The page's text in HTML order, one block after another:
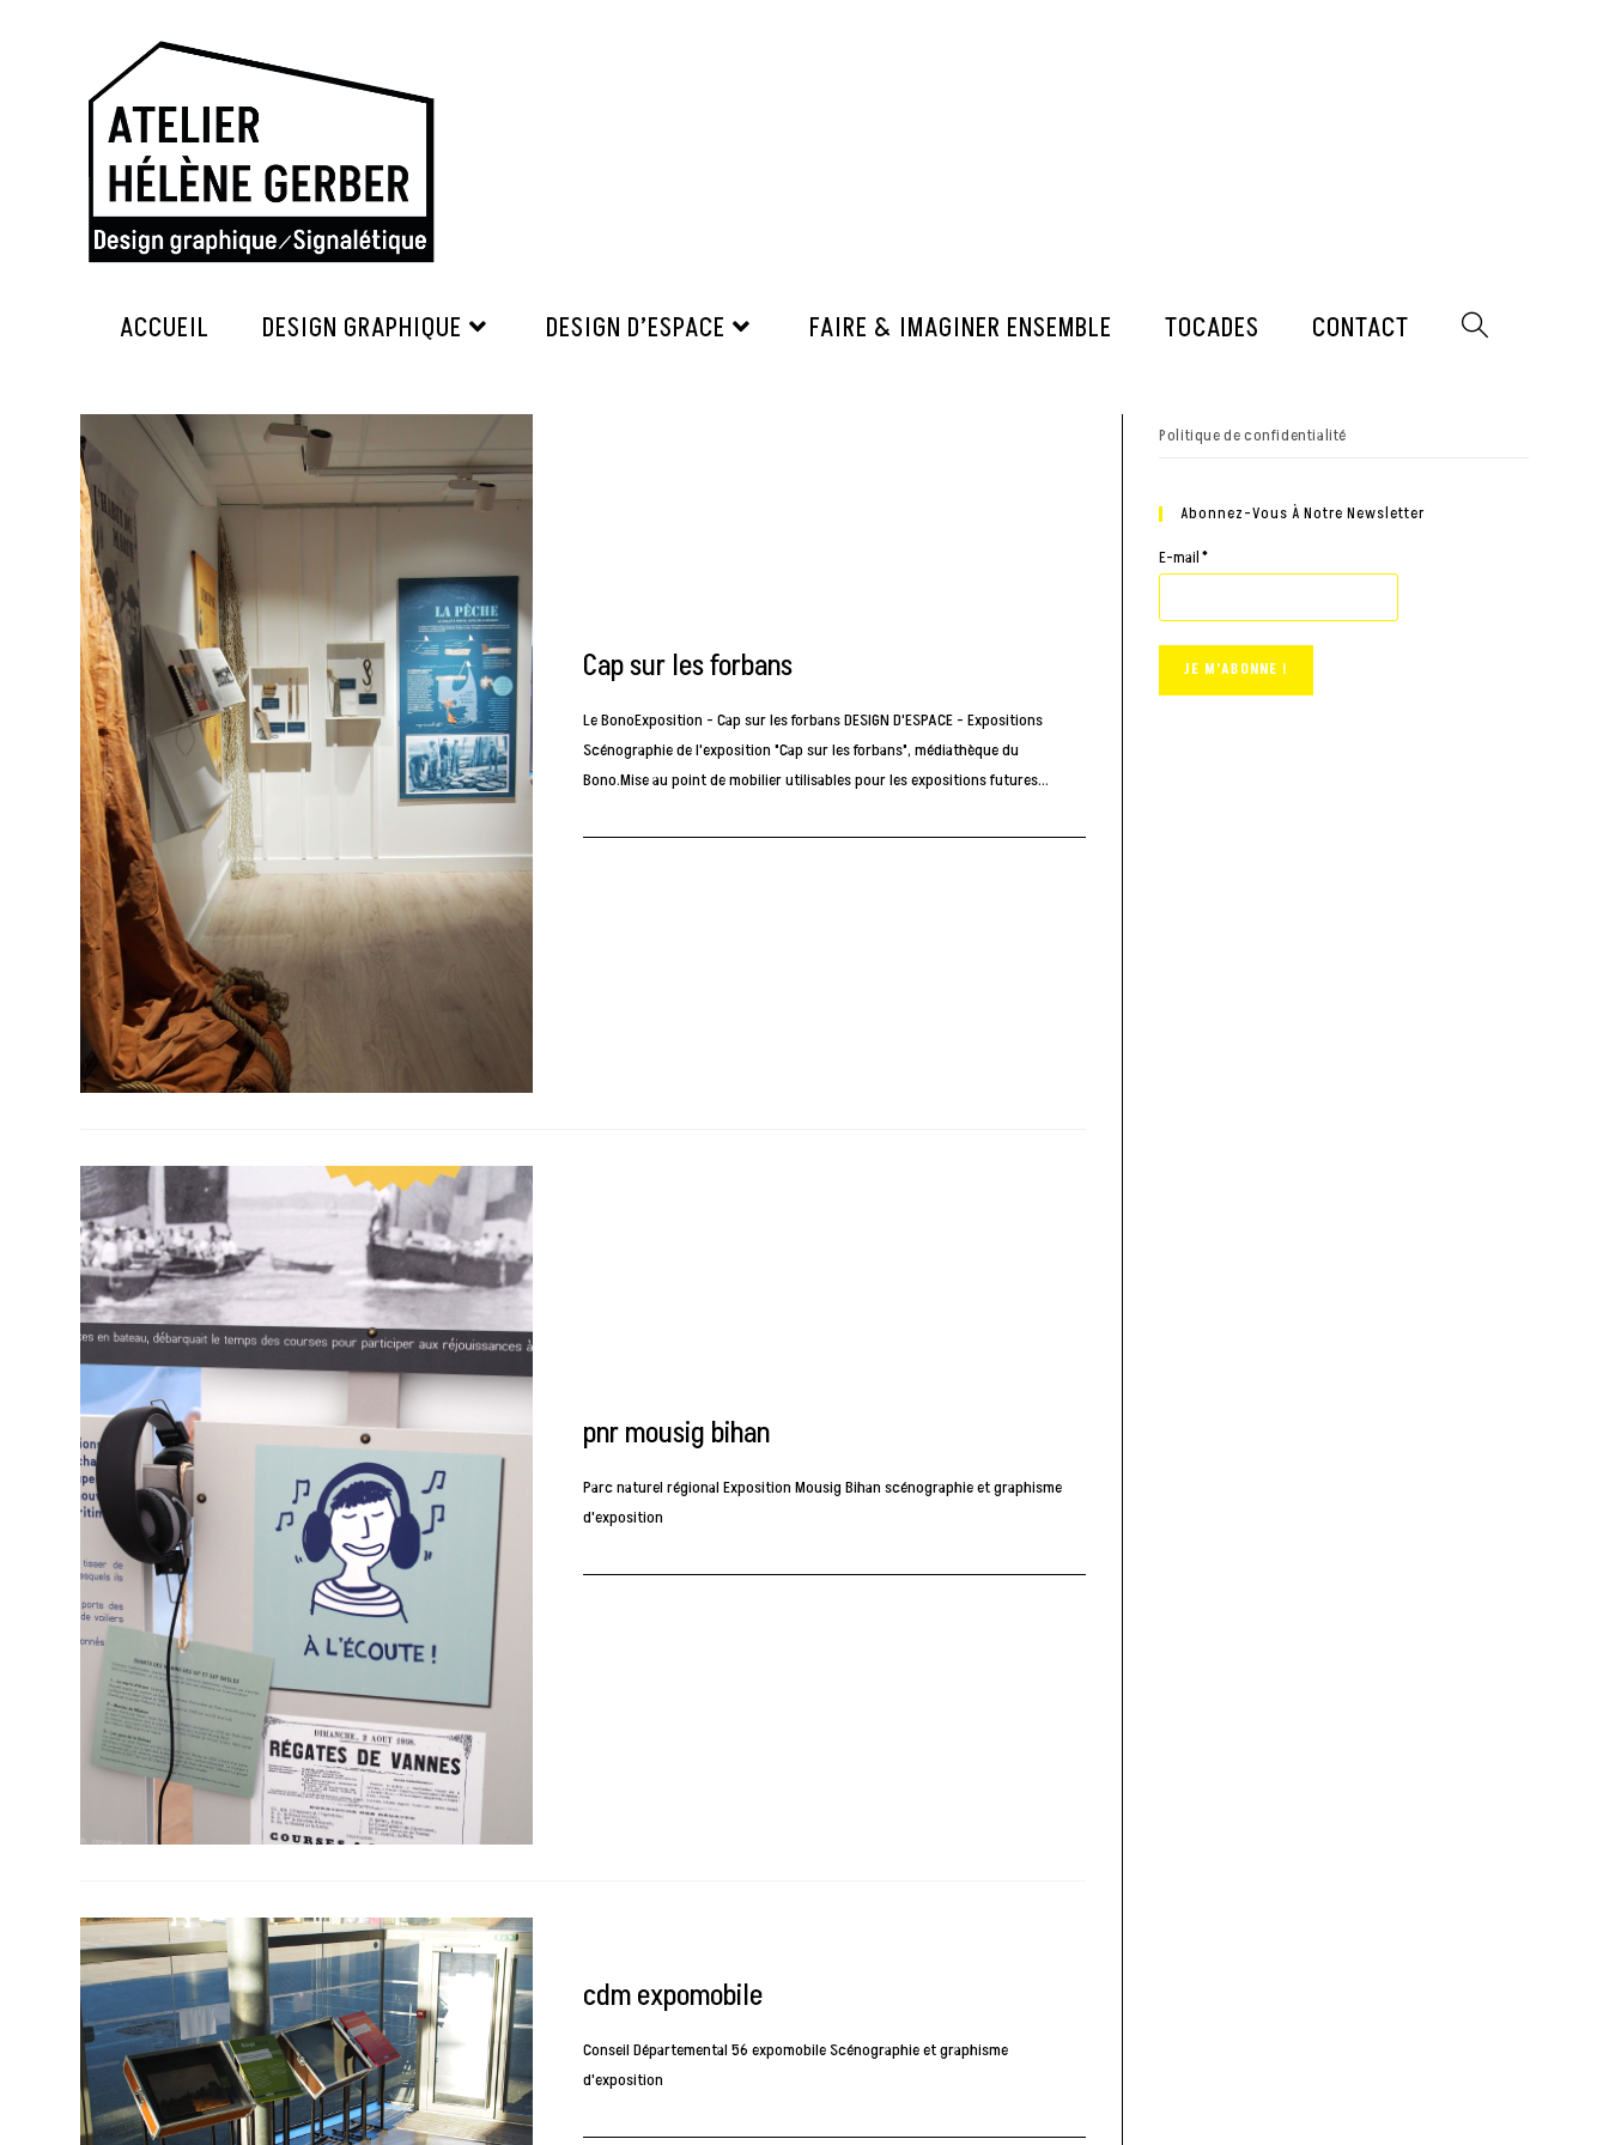
ACCUEIL DESIGN GRAPHIQUE DESIGN D’ESPACE FAIRE & IMAGINER ENSEMBLE TOCADES CONTACT TOGGLE
Cap sur les forbans
Le BonoExposition - Cap sur les forbans DESIGN D'ESPACE - Expositions
Scénographie de l'exposition "Cap sur les forbans", médiathèque du
Bono.Mise au point de mobilier utilisables pour les expositions futures…
pnr mousig bihan
Parc naturel régional Exposition Mousig Bihan scénographie et graphisme
d'exposition
cdm expomobile
Conseil Départemental 56 expomobile Scénographie et graphisme
d'exposition
Politique de confidentialité
Abonnez-Vous À Notre Newsletter
E-mail*